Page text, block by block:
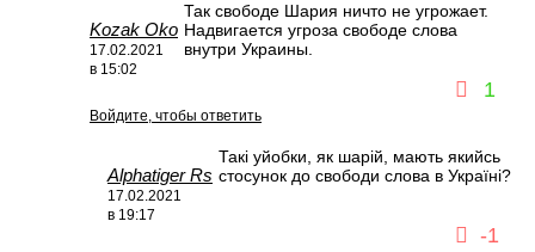
Kozak Oko
17.02.2021
в 15:02
Так свободе Шария ничто не угрожает.
Надвигается угроза свободе слова
внутри Украины.
1
Войдите, чтобы ответить
Alphatiger Rs
17.02.2021
в 19:17
Такі уйобки, як шарій, мають якийсь
стосунок до свободи слова в Україні?
-1